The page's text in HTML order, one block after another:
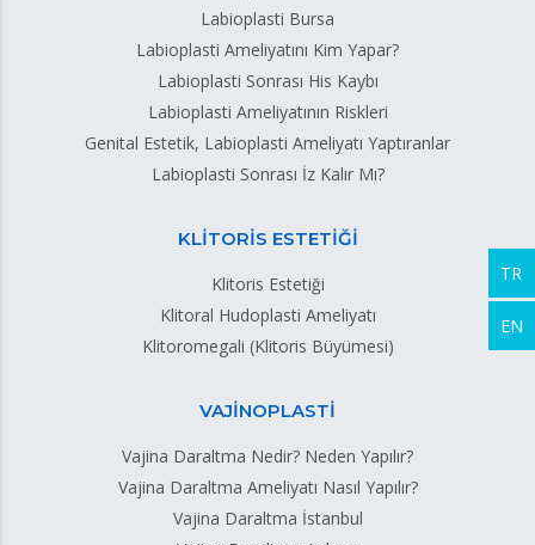
Labioplasti Bursa
Labioplasti Ameliyatını Kim Yapar?
Labioplasti Sonrası His Kaybı
Labioplasti Ameliyatının Riskleri
Genital Estetik, Labioplasti Ameliyatı Yaptıranlar
Labioplasti Sonrası İz Kalır Mı?
KLİTORİS ESTETİĞİ
Klitoris Estetiği
Klitoral Hudoplasti Ameliyatı
Klitoromegali (Klitoris Büyümesi)
VAJİNOPLASTİ
Vajina Daraltma Nedir? Neden Yapılır?
Vajina Daraltma Ameliyatı Nasıl Yapılır?
Vajina Daraltma İstanbul
TR
EN